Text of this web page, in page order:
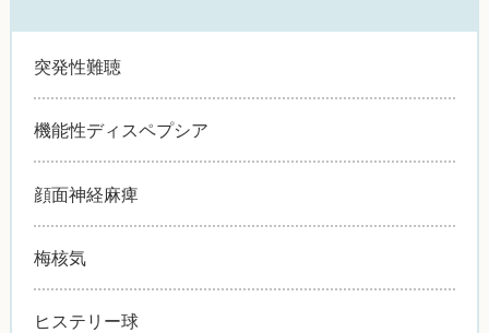
突発性難聴
機能性ディスペプシア
顔面神経麻痺
梅核気
ヒステリー球